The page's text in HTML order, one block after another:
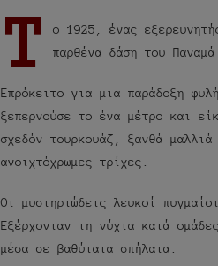
Τ
ο 1925, ένας
παρθένα δάση του
Επρόκειτο για μια παράδοξη
ξεπερνούσε το ένα μέτρο και
σχεδόν τουρκουάζ, ξανθά
ανοιχτόχρωμες τρίχες.
Οι μυστηριώδεις λευκοί
Εξέρχονταν τη νύχτα κατά
μέσα σε βαθύτατα σπήλαια.